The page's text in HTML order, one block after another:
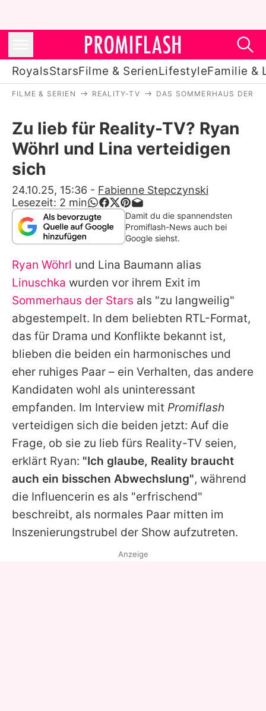
RoyalsStarsFilme & SerienLifestyleFamilie &
Stars
Filme & Serien
Lifestyle
Familie & Liebe
Promiflash Exklusiv
Alle Themen auf Promiflash
Jobs
App runterladen
Team
Redaktionelle Richtlinien
Impressum
Datenschutzerklärung
Nutzungsbedingungen
Utiq verwalten
FILME & SERIEN REALITY-TV DAS SOMMERHAUS DER
Zu lieb für Reality-TV? Ryan
Wöhrl und Lina verteidigen
sich
24.10.25, 15:36 - Fabienne Stepczynski
Lesezeit: 2 min
Damit du die spannendsten
Promiflash-News auch bei
Google siehst.
Ryan Wöhrl und Lina Baumann alias
Linuschka wurden vor ihrem Exit im
Sommerhaus der Stars als "zu langweilig"
abgestempelt. In dem beliebten RTL-Format,
das für Drama und Konflikte bekannt ist,
blieben die beiden ein harmonisches und
eher ruhiges Paar – ein Verhalten, das andere
Kandidaten wohl als uninteressant
empfanden. Im Interview mit Promiflash
verteidigen sich die beiden jetzt: Auf die
Frage, ob sie zu lieb fürs Reality-TV seien,
erklärt Ryan: "Ich glaube, Reality braucht
auch ein bisschen Abwechslung", während
die Influencerin es als "erfrischend"
beschreibt, als normales Paar mitten im
Inszenierungstrubel der Show aufzutreten.
Anzeige